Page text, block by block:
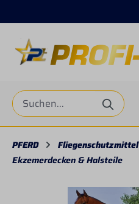
PFERD
Fliegenschutzmittel
Ekzemerdecken & Halsteile
Bildergalerie überspringen